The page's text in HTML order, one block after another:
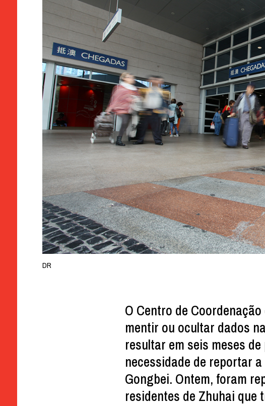
DR
O Centro de
mentir ou ocultar dados
resultar em seis meses
necessidade de reportar
Gongbei. Ontem, foram
residentes de Zhuhai que